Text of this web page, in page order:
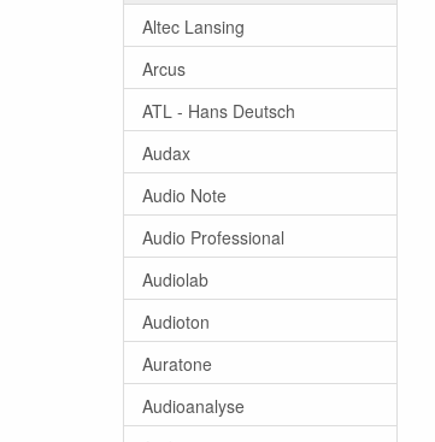
Altec Lansing
Arcus
ATL - Hans Deutsch
Audax
Audio Note
Audio Professional
Audiolab
Audioton
Auratone
Audioanalyse